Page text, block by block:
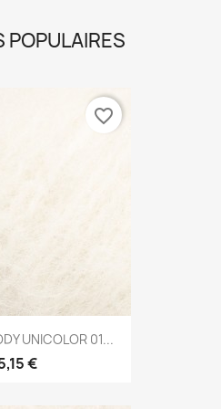
POPULAIRES
UNICOLOR 01...
€
favorite_border